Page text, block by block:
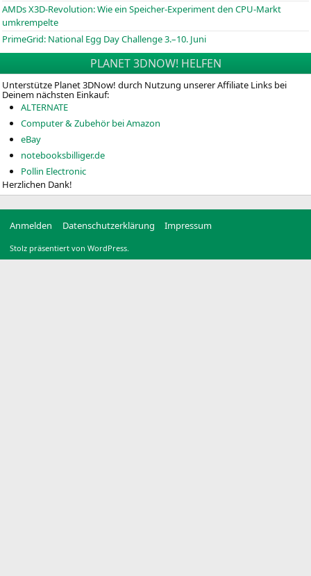
AMDs X3D-Revolution: Wie ein Speicher-Experiment den CPU-Markt
umkrempelte
PrimeGrid: National Egg Day Challenge 3.–10. Juni
PLANET 3DNOW! HELFEN
Unterstütze Planet 3DNow! durch Nutzung unserer Affiliate Links bei
Deinem nächsten Einkauf:
ALTERNATE
Computer & Zubehör bei Amazon
eBay
notebooksbilliger.de
Pollin Electronic
Herzlichen Dank!
Anmelden Datenschutzerklärung Impressum
Stolz präsentiert von WordPress.